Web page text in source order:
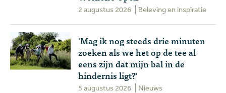
2 augustus 2026 Beleving en inspiratie
'Mag ik nog steeds drie minuten
zoeken als we het op de tee al
eens zijn dat mijn bal in de
hindernis ligt?'
5 augustus 2026 Nieuws